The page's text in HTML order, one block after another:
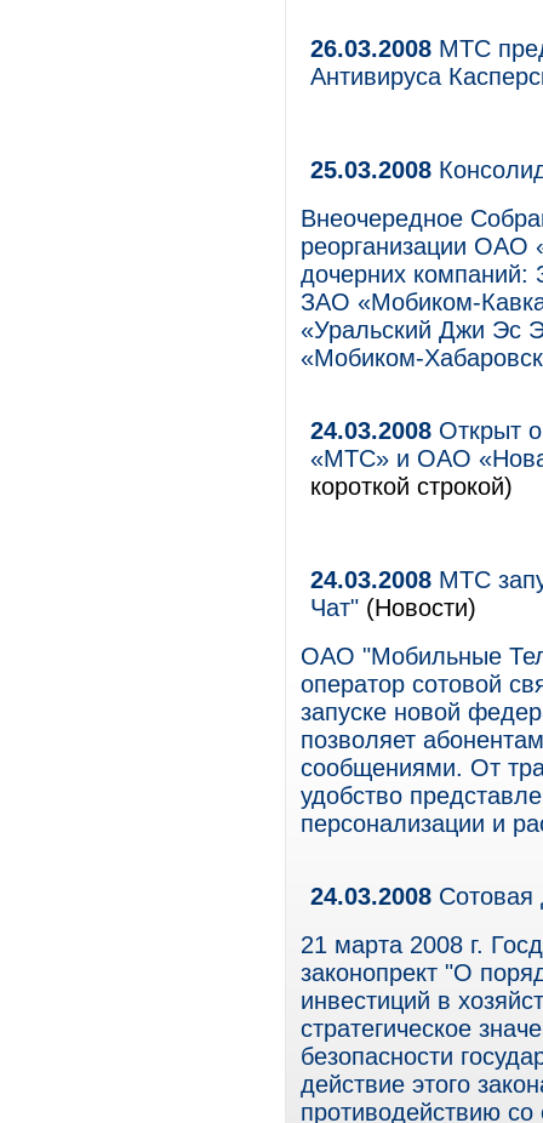
26.03.2008 МТС
Антивируса
25.03.2008
Внеочередное
реорганизации ОАО
дочерних
ЗАО «Мобиком-
«Уральский Джи Эс
«Мобиком-
24.03.2008 Открыт
«МТС» и ОАО
короткой строкой)
24.03.2008 МТС
Чат" (Новости)
ОАО "Мобильные
оператор сотовой
запуске новой
позволяет
сообщениями. От
удобство
персонализации и
24.03.2008 Сотовая
21 марта 2008 г.
законопрект "О
инвестиций в
стратегическое
безопасности
действие этого
противодействию